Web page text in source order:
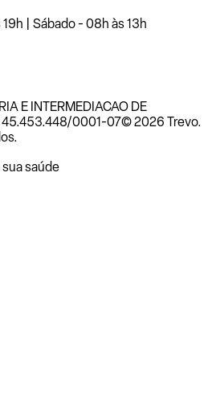
| Sábado - 08h às 13h
E INTERMEDIACAO DE
45.453.448/0001-07© 2026 Trevo.
saúde